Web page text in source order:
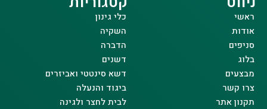
ראשי
אודות
סניפים
בלוג
מבצעים
צרו קשר
תקנון אתר
כלי גינון
השקיה
הדברה
דשנים
דשא סינטטי ואביזרים
ביגוד והנעלה
לבית לחצר ולגינה